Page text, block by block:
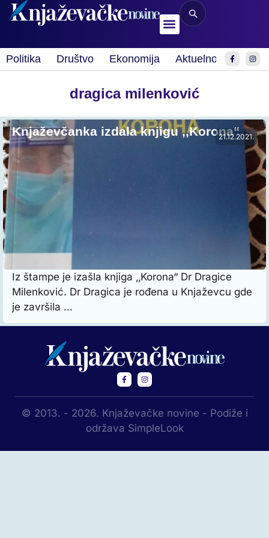
Politika Društvo Ekonomija Aktuelnosti Sport
dragica milenković
21.12.2021.
Knjaževčanka izdala knjigu ,,Korona“
Iz štampe je izašla knjiga ‚‚Korona“ Dr Dragice
Milenković. Dr Dragica je rođena u Knjaževcu gde
je završila …
© 2013. - 2026. Knjaževačke novine - Podiže i
održava SimpleLook